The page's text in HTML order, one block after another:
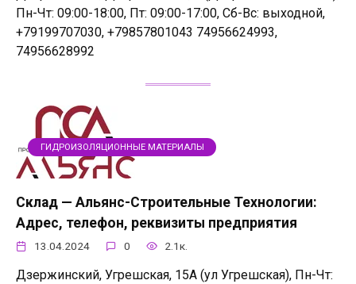
Пн-Чт: 09:00-18:00, Пт: 09:00-17:00, Сб-Вс: выходной,
+79199707030, +79857801043 74956624993,
74956628992
ГИДРОИЗОЛЯЦИОННЫЕ МАТЕРИАЛЫ
Склад — Альянс-Строительные Технологии:
Адрес, телефон, реквизиты предприятия
13.04.2024 0 2.1к.
Дзержинский, Угрешская, 15А (ул Угрешская), Пн-Чт: